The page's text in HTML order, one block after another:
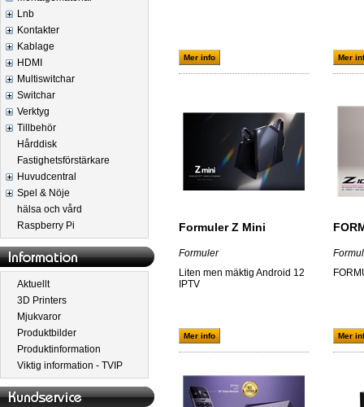
Lnb
Kontakter
Kablage
HDMI
Multiswitchar
Switchar
Verktyg
Tillbehör
Hårddisk
Fastighetsförstärkare
Huvudcentral
Spel & Nöje
hälsa och vård
Raspberry Pi
Aktuellt
3D Printers
Mjukvaror
Produktbilder
Produktinformation
Viktig information - TVIP
Mer info Mer
Formuler Z Mini
Formuler
Liten men mäktig Android 12
IPTV
Mer info Mer